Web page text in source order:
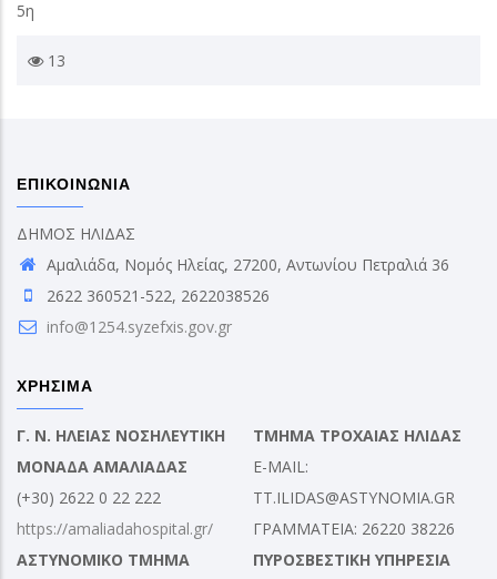
5η
13
ΕΠΙΚΟΙΝΩΝΙΑ
ΔΗΜΟΣ ΗΛΙΔΑΣ
Αμαλιάδα, Νομός Ηλείας, 27200, Αντωνίου Πετραλιά 36
2622 360521-522, 2622038526
info@1254.syzefxis.gov.gr
ΧΡΗΣΙΜΑ
Γ. Ν. ΗΛΕΙΑΣ ΝΟΣΗΛΕΥΤΙΚΗ
ΜΟΝΑΔΑ ΑΜΑΛΙΑΔΑΣ
(+30) 2622 0 22 222
https://amaliadahospital.gr/
ΑΣΤΥΝΟΜΙΚΟ ΤΜΗΜΑ
ΤΜΗΜΑ ΤΡΟΧΑΙΑΣ ΗΛΙΔΑΣ
E-MAIL:
TT.ILIDAS@ASTYNOMIA.GR
ΓΡΑΜΜΑΤΕΙΑ: 26220 38226
ΠΥΡΟΣΒΕΣΤΙΚΗ ΥΠΗΡΕΣΙΑ